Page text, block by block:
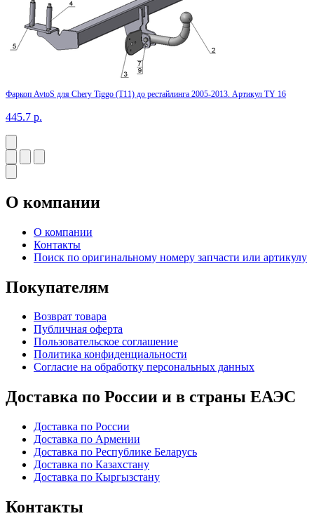
Фаркоп AvtoS для Chery Tiggo (T11) до рестайлинга 2005-2013. Артикул TY 16
445.7 р.
О компании
О компании
Контакты
Поиск по оригинальному номеру запчасти или артикулу
Покупателям
Возврат товара
Публичная оферта
Пользовательское соглашение
Политика конфиденциальности
Согласие на обработку персональных данных
Доставка по России и в страны ЕАЭС
Доставка по России
Доставка по Армении
Доставка по Республике Беларусь
Доставка по Казахстану
Доставка по Кыргызстану
Контакты